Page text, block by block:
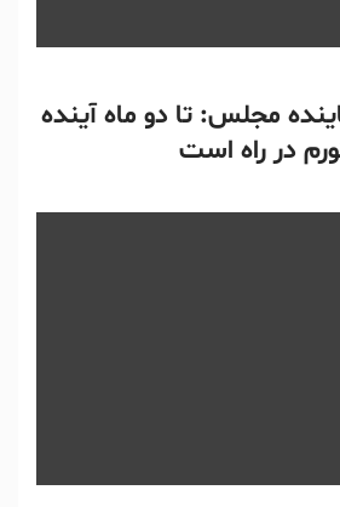
مجلس: تا دو ماه آینده
در راه است